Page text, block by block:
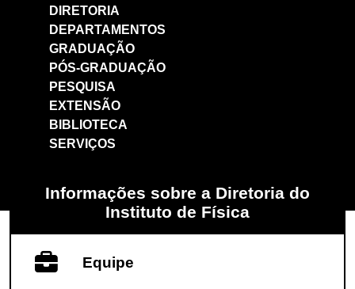
DIRETORIA
DEPARTAMENTOS
GRADUAÇÃO
PÓS-GRADUAÇÃO
PESQUISA
EXTENSÃO
BIBLIOTECA
SERVIÇOS
Informações sobre a Diretoria do
Instituto de Física
Equipe